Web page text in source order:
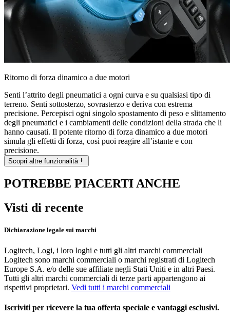
Ritorno di forza dinamico a due motori
Senti l’attrito degli pneumatici a ogni curva e su qualsiasi tipo di
terreno. Senti sottosterzo, sovrasterzo e deriva con estrema
precisione. Percepisci ogni singolo spostamento di peso e slittamento
degli pneumatici e i cambiamenti delle condizioni della strada che li
hanno causati. Il potente ritorno di forza dinamico a due motori
simula gli effetti di forza, così puoi reagire all’istante e con
precisione.
Scopri altre funzionalità
POTREBBE PIACERTI ANCHE
Visti di recente
Dichiarazione legale sui marchi
Logitech, Logi, i loro loghi e tutti gli altri marchi commerciali
Logitech sono marchi commerciali o marchi registrati di Logitech
Europe S.A. e/o delle sue affiliate negli Stati Uniti e in altri Paesi.
Tutti gli altri marchi commerciali di terze parti appartengono ai
rispettivi proprietari. Vedi tutti i marchi commerciali
Iscriviti per ricevere la tua offerta speciale e vantaggi esclusivi.